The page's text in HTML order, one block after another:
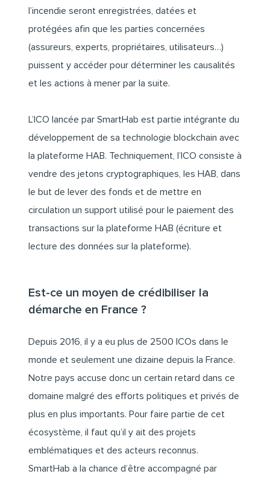
l’incendie seront enregistrées, datées et
protégées afin que les parties concernées
(assureurs, experts, propriétaires, utilisateurs…)
puissent y accéder pour déterminer les causalités
et les actions à mener par la suite.
L’ICO lancée par SmartHab est partie intégrante du
développement de sa technologie blockchain avec
la plateforme HAB. Techniquement, l’ICO consiste à
vendre des jetons cryptographiques, les HAB, dans
le but de lever des fonds et de mettre en
circulation un support utilisé pour le paiement des
transactions sur la plateforme HAB (écriture et
lecture des données sur la plateforme).
Est-ce un moyen de crédibiliser la
démarche en France ?
Depuis 2016, il y a eu plus de 2500 ICOs dans le
monde et seulement une dizaine depuis la France.
Notre pays accuse donc un certain retard dans ce
domaine malgré des efforts politiques et privés de
plus en plus importants. Pour faire partie de cet
écosystème, il faut qu’il y ait des projets
emblématiques et des acteurs reconnus.
SmartHab a la chance d’être accompagné par